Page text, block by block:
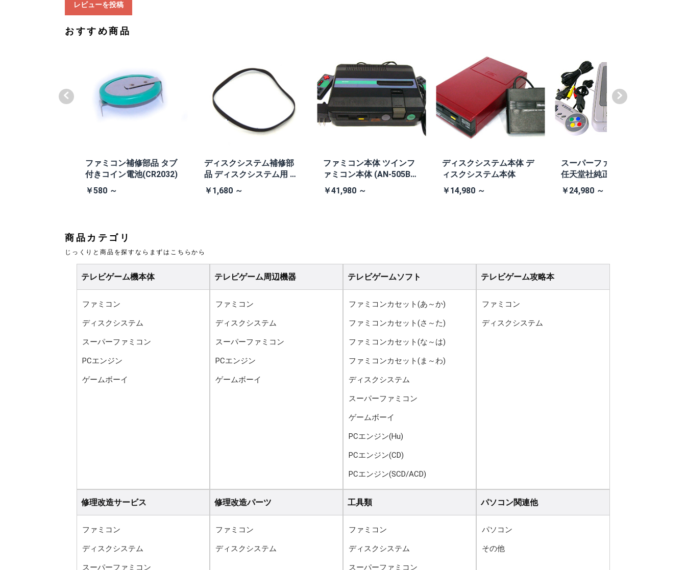
レビューを投稿
おすすめ商品
ファミコン補修部品 タブ
付きコイン電池(CR2032)
￥580 ～
ディスクシステム補修部
品 ディスクシステム用 交
換ベルト
￥1,680 ～
ファミコン本体 ツインフ
ァミコン本体 (AN-505B
黒・連射あり)
￥41,980 ～
ディスクシステム本体 デ
ィスクシステム本体
￥14,980 ～
スーパーファミコン本体
任天堂社純正スーパーフ
ァミコン本体
￥24,980 ～
商品カテゴリ
じっくりと商品を探すならまずはこちらから
テレビゲーム機本体
ファミコン
ディスクシステム
スーパーファミコン
PCエンジン
ゲームボーイ
テレビゲーム周辺機器
ファミコン
ディスクシステム
スーパーファミコン
PCエンジン
ゲームボーイ
テレビゲームソフト
ファミコンカセット(あ～か)
ファミコンカセット(さ～た)
ファミコンカセット(な～は)
ファミコンカセット(ま～わ)
ディスクシステム
スーパーファミコン
ゲームボーイ
PCエンジン(Hu)
PCエンジン(CD)
PCエンジン(SCD/ACD)
テレビゲーム攻略本
ファミコン
ディスクシステム
修理改造サービス
ファミコン
ディスクシステム
スーパーファミコン
修理改造パーツ
ファミコン
ディスクシステム
工具類
ファミコン
ディスクシステム
スーパーファミコン
パソコン関連他
パソコン
その他